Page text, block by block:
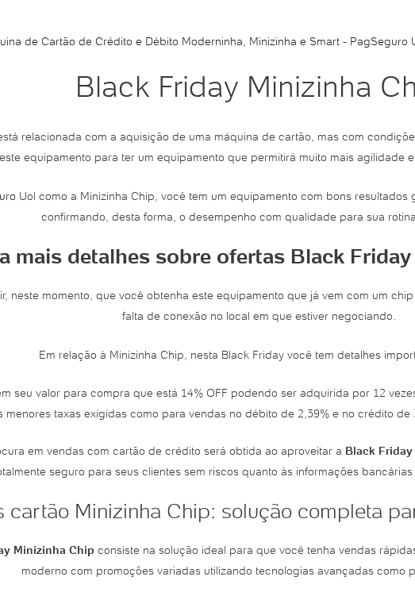
de Cartão de Crédito e Débito Moderninha, Minizinha e Smart - PagSeguro
Black Friday Minizinha
relacionada com a aquisição de uma máquina de cartão, mas com
equipamento para ter um equipamento que permitirá muito mais agilidade
Uol como a Minizinha Chip, você tem um equipamento com bons
confirmando, desta forma, o desempenho com qualidade para sua
mais detalhes sobre ofertas Black
neste momento, que você obtenha este equipamento que já vem com um
falta de conexão no local em que estiver negociando.
Em relação à Minizinha Chip, nesta Black Friday você tem detalhes
seu valor para compra que está 14% OFF podendo ser adquirida por 12
menores taxas exigidas como para vendas no débito de 2,39% e no crédito
em vendas com cartão de crédito será obtida ao aproveitar a Black
seguro para seus clientes sem riscos quanto às informações
cartão Minizinha Chip: solução completa
Minizinha Chip consiste na solução ideal para que você tenha vendas
moderno com promoções variadas utilizando tecnologias avançadas como